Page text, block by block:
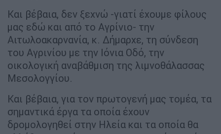
Και βέβαια, δεν ξεχνώ -γιατί έχουμε φίλους
μας εδώ και από το Αγρίνιο- την
Αιτωλοακαρνανία, κ. Δήμαρχε, τη σύνδεση
του Αγρινίου με την Ιόνια Οδό, την
οικολογική αναβάθμιση της λιμνοθάλασσας
Μεσολογγίου.
Και βέβαια, για τον πρωτογενή μας τομέα, τα
σημαντικά έργα τα οποία έχουν
δρομολογηθεί στην Ηλεία και τα οποία θα